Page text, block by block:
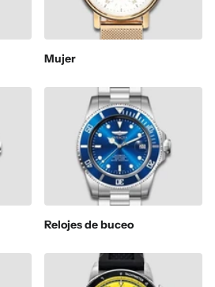
Mujer
Relojes de buceo